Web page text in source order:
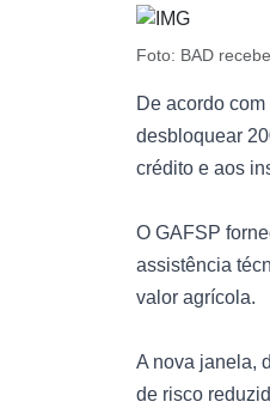
Foto: BAD
De acordo
desbloquear
crédito e aos
O GAFSP
assistência
valor agrícola.
A nova janela,
de risco